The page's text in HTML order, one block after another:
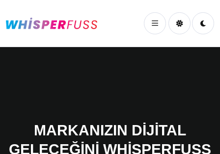
MARKANIZIN DIJITAL
GELECEĞINI WHISPERFUSS